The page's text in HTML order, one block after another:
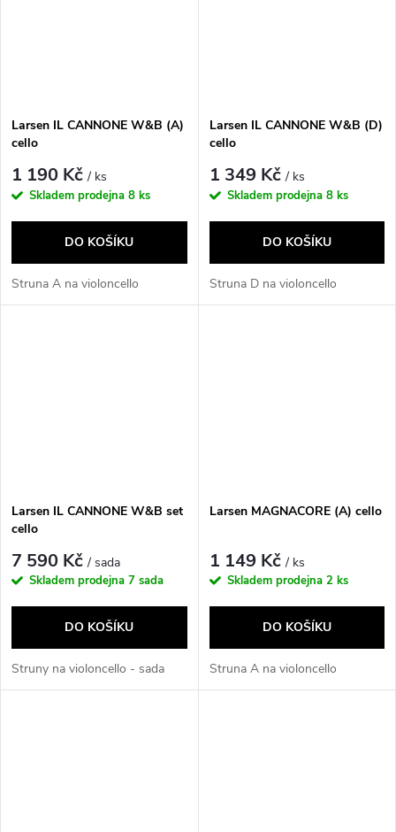
Larsen IL CANNONE W&B (A)
cello
1 190 Kč/ ks
Skladem prodejna 8 ks
DO KOŠÍKU
Struna A na violoncello
Larsen IL CANNONE W&B (D)
cello
1 349 Kč/ ks
Skladem prodejna 8 ks
DO KOŠÍKU
Struna D na violoncello
Larsen IL CANNONE W&B set
cello
7 590 Kč/ sada
Skladem prodejna 7 sada
DO KOŠÍKU
Struny na violoncello - sada
Larsen MAGNACORE (A) cello
1 149 Kč/ ks
Skladem prodejna 2 ks
DO KOŠÍKU
Struna A na violoncello